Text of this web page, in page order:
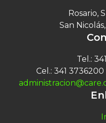
Rosario,
San
Tel.:
Cel.: 341 3736200